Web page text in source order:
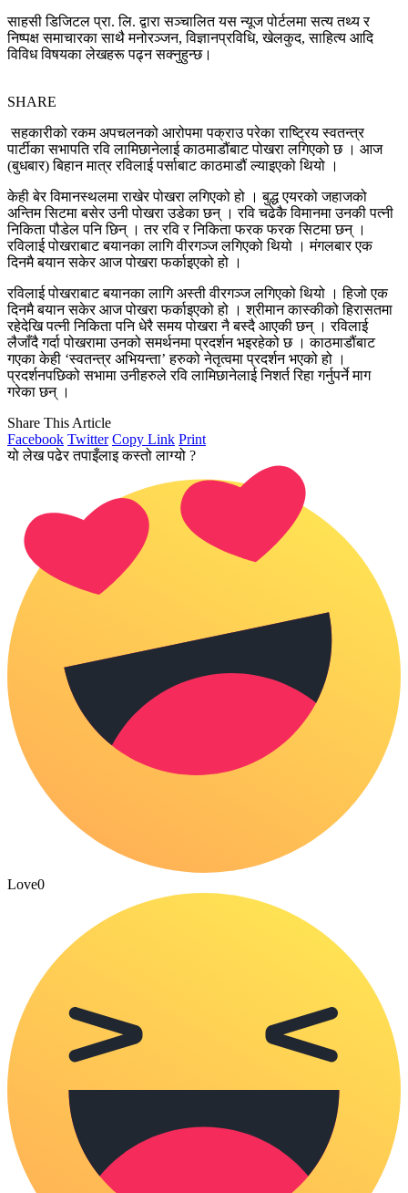
साहसी डिजिटल प्रा. लि. द्वारा सञ्चालित यस न्यूज पोर्टलमा सत्य तथ्य र
निष्पक्ष समाचारका साथै मनोरञ्जन, विज्ञानप्रविधि, खेलकुद, साहित्य आदि
विविध विषयका लेखहरू पढ्न सक्नुहुन्छ।
SHARE
सहकारीको रकम अपचलनको आरोपमा पक्राउ परेका राष्ट्रिय स्वतन्त्र
पार्टीका सभापति रवि लामिछानेलाई काठमाडौंबाट पोखरा लगिएको छ । आज
(बुधबार) बिहान मात्र रविलाई पर्साबाट काठमाडौं ल्याइएको थियो ।
केही बेर विमानस्थलमा राखेर पोखरा लगिएको हो । बुद्ध एयरको जहाजको
अन्तिम सिटमा बसेर उनी पोखरा उडेका छन् । रवि चढेकै विमानमा उनकी पत्नी
निकिता पौडेल पनि छिन् । तर रवि र निकिता फरक फरक सिटमा छन् ।
रविलाई पोखराबाट बयानका लागि वीरगञ्ज लगिएको थियो । मंगलबार एक
दिनमै बयान सकेर आज पोखरा फर्काइएको हो ।
रविलाई पोखराबाट बयानका लागि अस्ती वीरगञ्ज लगिएको थियो । हिजो एक
दिनमै बयान सकेर आज पोखरा फर्काइएको हो । श्रीमान कास्कीको हिरासतमा
रहेदेखि पत्नी निकिता पनि धेरै समय पोखरा नै बस्दै आएकी छन् । रविलाई
लैजाँदै गर्दा पोखरामा उनको समर्थनमा प्रदर्शन भइरहेको छ । काठमाडौंबाट
गएका केही ‘स्वतन्त्र अभियन्ता’ हरुको नेतृत्वमा प्रदर्शन भएको हो ।
प्रदर्शनपछिको सभामा उनीहरुले रवि लामिछानेलाई निशर्त रिहा गर्नुपर्ने माग
गरेका छन् ।
Share This Article
Facebook Twitter Copy Link Print
यो लेख पढेर तपाइँलाइ कस्तो लाग्यो ?
Love0